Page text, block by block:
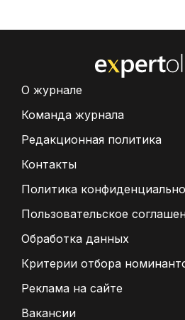
О журнале
Команда журнала
Редакционная политика
Контакты
Политика
Пользовательское
Обработка данных
Критерии отбора
Реклама на сайте
Вакансии